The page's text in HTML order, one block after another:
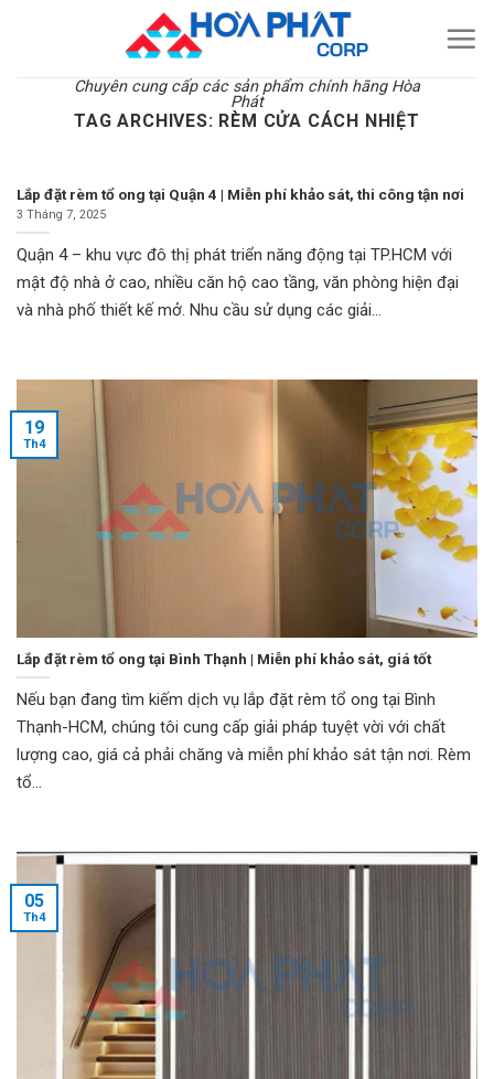
Chuyên cung cấp các sản phẩm chính hãng Hòa
Phát
TAG ARCHIVES: RÈM CỬA CÁCH NHIỆT
Lắp đặt rèm tổ ong tại Quận 4 | Miễn phí khảo sát, thi công tận nơi
3 Tháng 7, 2025
Quận 4 – khu vực đô thị phát triển năng động tại TP.HCM với
mật độ nhà ở cao, nhiều căn hộ cao tầng, văn phòng hiện đại
và nhà phố thiết kế mở. Nhu cầu sử dụng các giải...
Lắp đặt rèm tổ ong tại Bình Thạnh | Miễn phí khảo sát, giá tốt
Nếu bạn đang tìm kiếm dịch vụ lắp đặt rèm tổ ong tại Bình
Thạnh-HCM, chúng tôi cung cấp giải pháp tuyệt vời với chất
lượng cao, giá cả phải chăng và miễn phí khảo sát tận nơi. Rèm
tổ...
19
Th4
05
Th4